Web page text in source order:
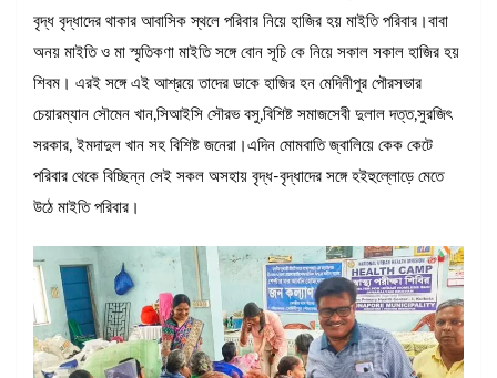
বৃদ্ধ বৃদ্ধাদের থাকার আবাসিক স্থলে পরিবার নিয়ে হাজির হয় মাইতি পরিবার।বাবা
অনয় মাইতি ও মা স্মৃতিকণা মাইতি সঙ্গে বোন সূচি কে নিয়ে সকাল সকাল হাজির হয়
শিবম। এরই সঙ্গে এই আশ্রয়ে তাদের ডাকে হাজির হন মেদিনীপুর পৌরসভার
চেয়ারম্যান সৌমেন খান,সিআইসি সৌরভ বসু,বিশিষ্ট সমাজসেবী দুলাল দত্ত,সুরজিৎ
সরকার, ইমদাদুল খান সহ বিশিষ্ট জনেরা।এদিন মোমবাতি জ্বালিয়ে কেক কেটে
পরিবার থেকে বিচ্ছিন্ন সেই সকল অসহায় বৃদ্ধ-বৃদ্ধাদের সঙ্গে হইহুল্লোড়ে মেতে
উঠে মাইতি পরিবার।